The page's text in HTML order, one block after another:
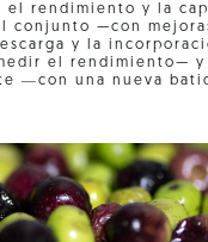
el rendimiento y la
conjunto —con
y la
el rendimiento— y
―con una nueva